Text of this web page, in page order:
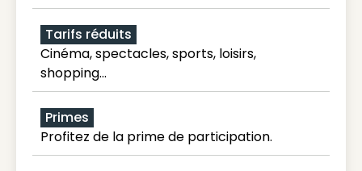
Tarifs réduits
Cinéma, spectacles, sports, loisirs,
shopping...
Primes
Profitez de la prime de participation.